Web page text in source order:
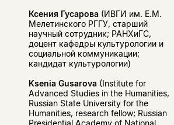
Ксения Гусарова (ИВГИ им. Е.М.
Мелетинского РГГУ, старший
научный сотрудник; РАНХиГС,
доцент кафедры культурологии и
социальной коммуникации;
кандидат культурологии)
Ksenia Gusarova (Institute for
Advanced Studies in the Humanities,
Russian State University for the
Humanities, research fellow; Russian